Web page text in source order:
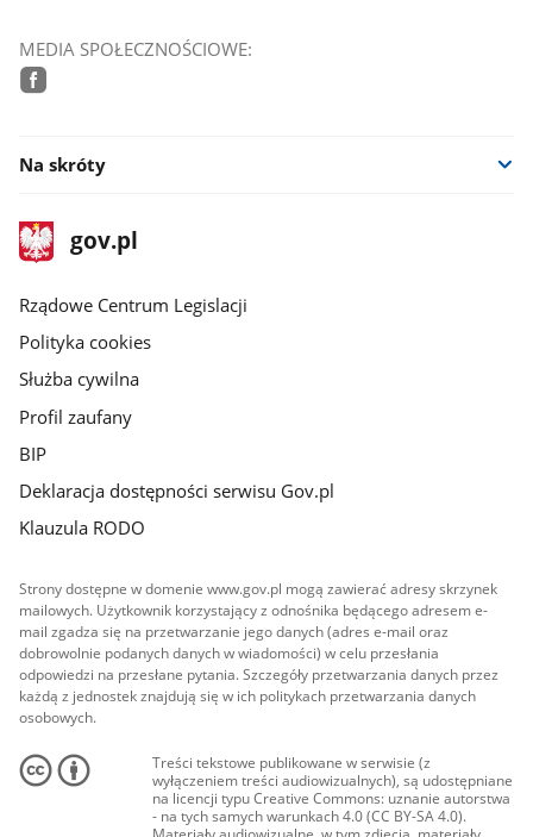
MEDIA SPOŁECZNOŚCIOWE:
Na skróty
stopka
gov.plStrona
gov.pl
Rządowe Centrum Legislacji
Polityka cookies
Służba cywilna
Profil zaufany
BIP
Deklaracja dostępności serwisu Gov.pl
Klauzula RODO
Strony dostępne w domenie www.gov.pl mogą zawierać adresy skrzynek
mailowych. Użytkownik korzystający z odnośnika będącego adresem e-
mail zgadza się na przetwarzanie jego danych (adres e-mail oraz
dobrowolnie podanych danych w wiadomości) w celu przesłania
odpowiedzi na przesłane pytania. Szczegóły przetwarzania danych przez
każdą z jednostek znajdują się w ich politykach przetwarzania danych
osobowych.
Treści tekstowe publikowane w serwisie (z
wyłączeniem treści audiowizualnych), są udostępniane
na licencji typu Creative Commons: uznanie autorstwa
- na tych samych warunkach 4.0 (CC BY-SA 4.0).